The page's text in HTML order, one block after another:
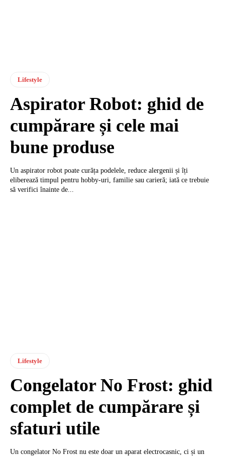
Lifestyle
Aspirator Robot: ghid de
cumpărare și cele mai
bune produse
Un aspirator robot poate curăța podelele, reduce alergenii și îți
eliberează timpul pentru hobby‑uri, familie sau carieră; iată ce trebuie
să verifici înainte de...
Lifestyle
Congelator No Frost: ghid
complet de cumpărare și
sfaturi utile
Un congelator No Frost nu este doar un aparat electrocasnic, ci și un